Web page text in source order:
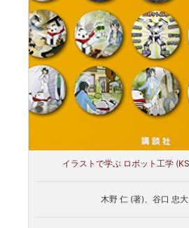
イラストで学ぶ ロボット工学
木野 仁 (著)、谷口 忠